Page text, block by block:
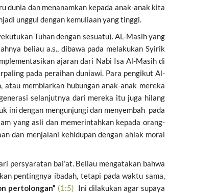
dunia dan menanamkan kepada anak-anak kita
unggul dengan kemuliaan yang tinggi.
Tuhan dengan sesuatu). AL-Masih yang
beliau a.s., dibawa pada melakukan Syirik
ajaran dari Nabi Isa Al-Masih di
pada peraihan duniawi. Para pengikut Al-
membiarkan hubungan anak-anak mereka
selanjutnya dari mereka itu juga hilang
ini dengan mengunjungi dan menyembah pada
yang asli dan memerintahkan kepada orang-
dan menjalani kehidupan dengan ahlak moral
persyaratan bai’at. Beliau mengatakan bahwa
pentingnya ibadah, tetapi pada waktu sama,
pertolongan” (1:5) Ini dilakukan agar supaya